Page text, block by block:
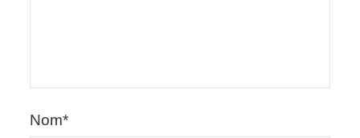
Nom*